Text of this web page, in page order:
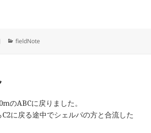
カ
fieldNote
のABCに戻りました。
に戻る途中でシェルパの方と合流した